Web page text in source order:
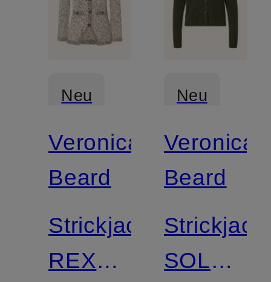
Neu
Veronica
Beard
Strickjacke
REXTON
Neu
Veronica
Beard
SOLENE